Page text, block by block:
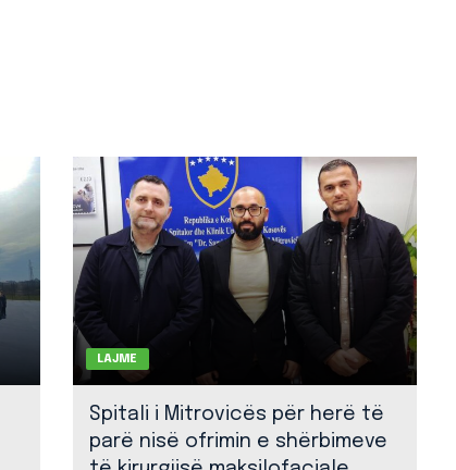
LAJME
Spitali i Mitrovicës për herë të
parë nisë ofrimin e shërbimeve